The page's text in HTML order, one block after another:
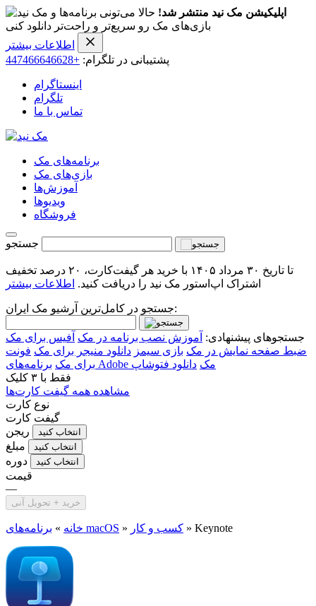
اپلیکیشن مک نید منتشر شد! حالا می‌تونی برنامه‌ها و
بازی‌های مک رو سریع‌تر و راحت‌تر دانلود کنی
اطلاعات بیشتر
پشتیبانی در تلگرام: +447466646628
اینستاگرام
تلگرام
تماس با ما
برنامه‌های مک
بازی‌های مک
آموزش‌ها
ویدیو‌ها
فروشگاه
جستجو
تا تاریخ ۳۰ مرداد ۱۴۰۵ با خرید هر گیفت‌کارت، ۲۰ درصد تخفیف
اشتراک اپ‌استور مک نید را دریافت کنید. اطلاعات بیشتر
جستجو در کامل‌ترین آرشیو مک ایران:
جستجوهای پیشنهادی: آموزش نصب برنامه در مک آفیس برای مک
ضبط صفحه نمایش در مک بازی سیمز دانلود منیجر برای مک فونت
برای مک
برنامه‌های Adobe مک دانلود فتوشاپ
فقط با ۳ کلیک
مشاهده همه گیفت کارت‌ها
نوع کارت
گیفت کارت
ریجن
انتخاب کنید
مبلغ انتخاب کنید
دوره انتخاب کنید
قیمت
—
خرید + تحویل آنی
خانه » برنامه‌های macOS » کسب و کار » Keynote